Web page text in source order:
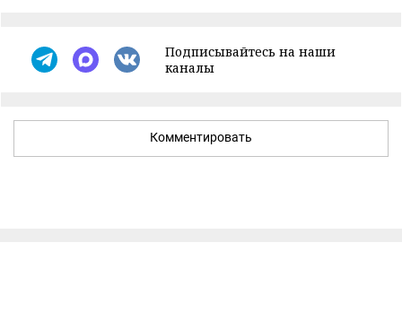
Подписывайтесь на наши
каналы
Комментировать